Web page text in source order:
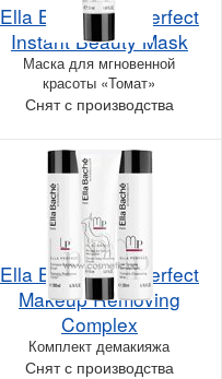
Ella Bache Ella Perfect
Instant Beauty Mask
Маска для мгновенной
красоты «Томат»
Снят с производства
Ella Bache Ella Perfect
Makeup Removing
Complex
Комплект демакияжа
Снят с производства